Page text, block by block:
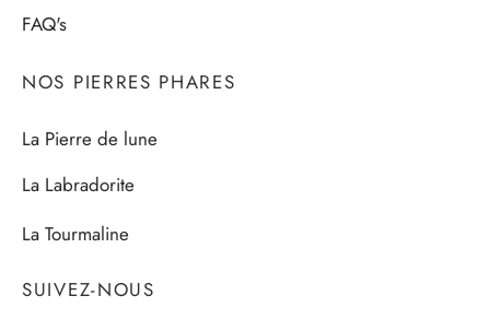
FAQ's
NOS PIERRES PHARES
La Pierre de lune
La Labradorite
La Tourmaline
SUIVEZ-NOUS